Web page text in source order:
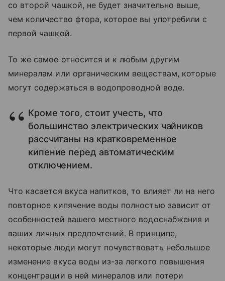
со второй чашкой, не будет значительно выше,
чем количество фтора, которое вы употребили с
первой чашкой.
То же самое относится и к любым другим
минералам или органическим веществам, которые
могут содержаться в водопроводной воде.
Кроме того, стоит учесть, что
большинство электрических чайников
рассчитаны на кратковременное
кипение перед автоматическим
отключением.
Что касается вкуса напитков, то влияет ли на него
повторное кипячение воды полностью зависит от
особенностей вашего местного водоснабжения и
ваших личных предпочтений. В принципе,
некоторые люди могут почувствовать небольшое
изменение вкуса воды из-за легкого повышения
концентрации в ней минералов или потери